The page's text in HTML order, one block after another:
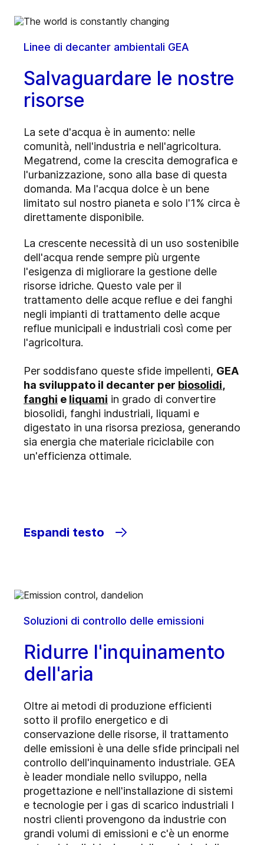
Linee di decanter ambientali GEA
Salvaguardare le nostre
risorse
La sete d'acqua è in aumento: nelle
comunità, nell'industria e nell'agricoltura.
Megatrend, come la crescita demografica e
l'urbanizzazione, sono alla base di questa
domanda. Ma l'acqua dolce è un bene
limitato sul nostro pianeta e solo l'1% circa è
direttamente disponibile.
La crescente necessità di un uso sostenibile
dell'acqua rende sempre più urgente
l'esigenza di migliorare la gestione delle
risorse idriche. Questo vale per il
trattamento delle acque reflue e dei fanghi
negli impianti di trattamento delle acque
reflue municipali e industriali così come per
l'agricoltura.
Per soddisfano queste sfide impellenti, GEA
ha sviluppato il decanter per biosolidi,
fanghi e liquami in grado di convertire
biosolidi, fanghi industriali, liquami e
digestato in una risorsa preziosa, generando
sia energia che materiale riciclabile con
un'efficienza ottimale.
Espandi testo
Soluzioni di controllo delle emissioni
Ridurre l'inquinamento
dell'aria
Oltre ai metodi di produzione efficienti
sotto il profilo energetico e di
conservazione delle risorse, il trattamento
delle emissioni è una delle sfide principali nel
controllo dell'inquinamento industriale. GEA
è leader mondiale nello sviluppo, nella
progettazione e nell'installazione di sistemi
e tecnologie per i gas di scarico industriali I
nostri clienti provengono da industrie con
grandi volumi di emissioni e c'è un enorme